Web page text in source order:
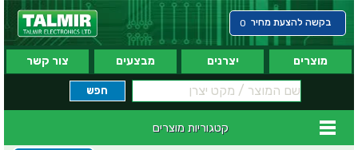
בקשה להצעת מחיר 0
מוצרים יצרנים מבצעים צור קשר
קטגוריות מוצרים